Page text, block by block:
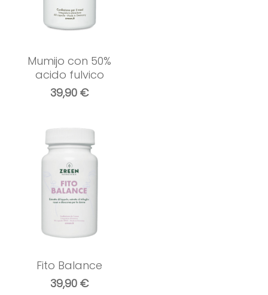
Mumijo con 50%
acido fulvico
39,90€
Fito Balance
39,90€